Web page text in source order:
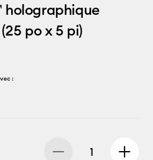
holographique
po x 5 pi)
: